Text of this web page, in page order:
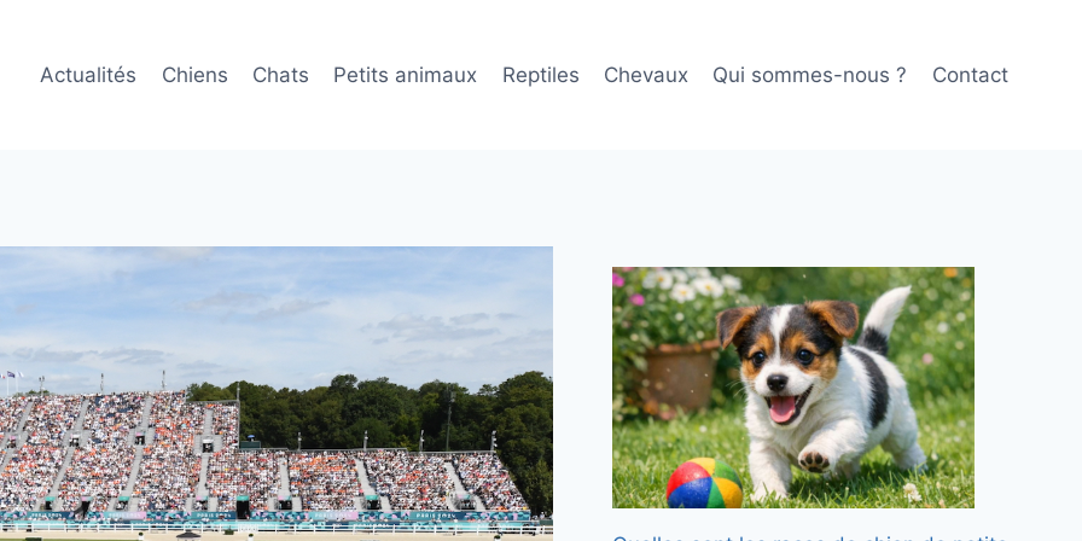
Actualités Chiens Chats Petits animaux Reptiles Chevaux Qui sommes-nous ? Contact